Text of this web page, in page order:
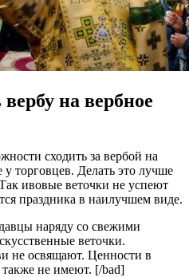
на вербное
сходить за вербой на
торговцев. Делать это лучше
ивовые веточки не успеют
праздника в наилучшем виде.
наряду со свежими
веточки.
не освящают. Ценности в
также не имеют. [/bad]